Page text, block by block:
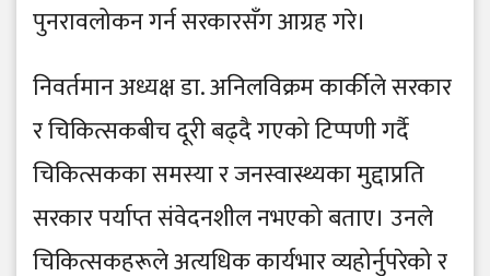
पुनरावलोकन गर्न सरकारसँग आग्रह गरे।
निवर्तमान अध्यक्ष डा. अनिलविक्रम कार्कीले सरकार
र चिकित्सकबीच दूरी बढ्दै गएको टिप्पणी गर्दै
चिकित्सकका समस्या र जनस्वास्थ्यका मुद्दाप्रति
सरकार पर्याप्त संवेदनशील नभएको बताए। उनले
चिकित्सकहरूले अत्यधिक कार्यभार व्यहोर्नुपरेको र